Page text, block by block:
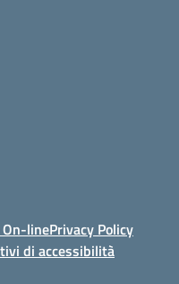
linePrivacy Policy
di accessibilità